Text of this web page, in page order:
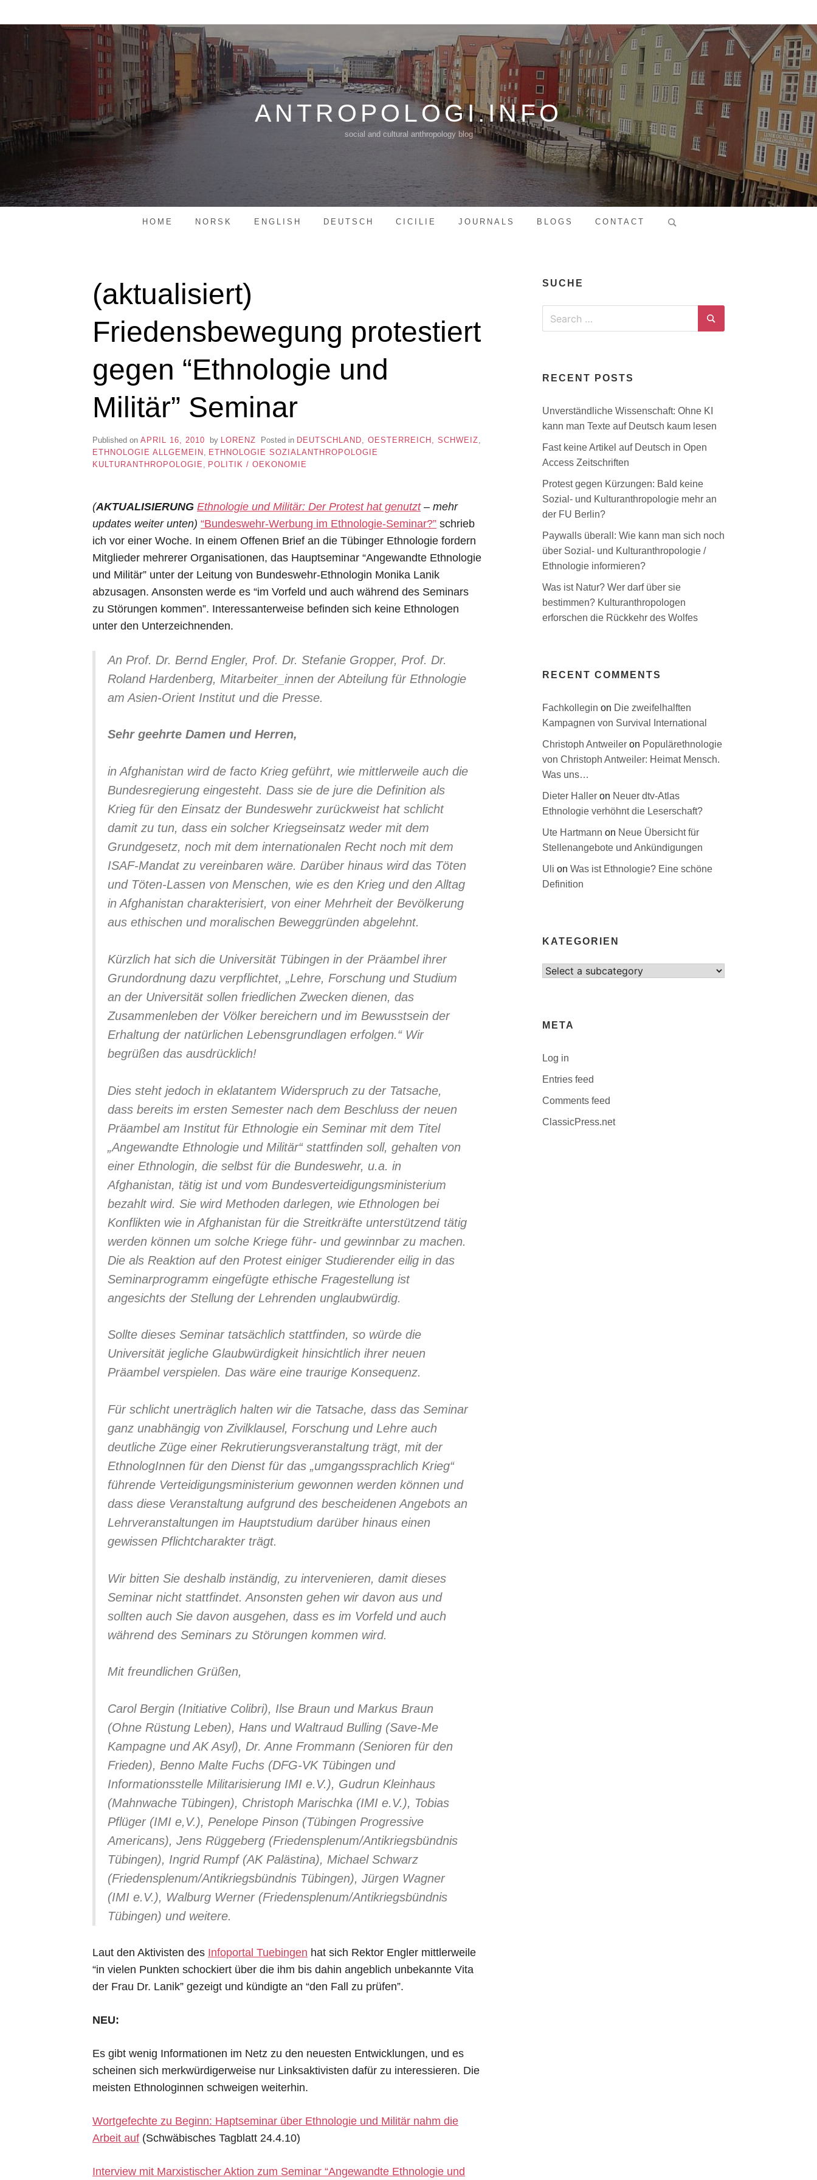
Skip
content
ANTROPOLOGI.INFO
social and cultural anthropology blog
HOME NORSK ENGLISH DEUTSCH CICILIE JOURNALS BLOGS CONTACT
(aktualisiert)
Friedensbewegung protestiert
gegen “Ethnologie und
Militär” Seminar
Published on APRIL 16, 2010 by LORENZ Posted in DEUTSCHLAND, OESTERREICH, SCHWEIZ
ETHNOLOGIE ALLGEMEIN
ETHNOLOGIE SOZIALANTHROPOLOGIE
KULTURANTHROPOLOGIE
POLITIK / OEKONOMIE
(AKTUALISIERUNG Ethnologie und Militär: Der Protest hat genutzt– mehr
updates weiter unten) “Bundeswehr-Werbung im Ethnologie-Seminar?” schrieb
ich vor einer Woche. In einem Offenen Brief an die Tübinger Ethnologie fordern
Mitglieder mehrerer Organisationen, das Hauptseminar “Angewandte Ethnologie
und Militär” unter der Leitung von Bundeswehr-Ethnologin Monika Lanik
abzusagen. Ansonsten werde es “im Vorfeld und auch während des Seminars
zu Störungen kommen”. Interessanterweise befinden sich keine Ethnologen
unter den Unterzeichnenden.
An Prof. Dr. Bernd Engler, Prof. Dr. Stefanie Gropper, Prof. Dr.
Roland Hardenberg, Mitarbeiter_innen der Abteilung für Ethnologie
am Asien-Orient Institut und die Presse.
Sehr geehrte Damen und Herren,
in Afghanistan wird de facto Krieg geführt, wie mittlerweile auch die
Bundesregierung eingesteht. Dass sie de jure die Definition als
Krieg für den Einsatz der Bundeswehr zurückweist hat schlicht
damit zu tun, dass ein solcher Kriegseinsatz weder mit dem
Grundgesetz, noch mit dem internationalen Recht noch mit dem
ISAF-Mandat zu vereinbaren wäre. Darüber hinaus wird das Töten
und Töten-Lassen von Menschen, wie es den Krieg und den Alltag
in Afghanistan charakterisiert, von einer Mehrheit der Bevölkerung
aus ethischen und moralischen Beweggründen abgelehnt.
Kürzlich hat sich die Universität Tübingen in der Präambel ihrer
Grundordnung dazu verpflichtet, „Lehre, Forschung und Studium
an der Universität sollen friedlichen Zwecken dienen, das
Zusammenleben der Völker bereichern und im Bewusstsein der
Erhaltung der natürlichen Lebensgrundlagen erfolgen.“ Wir
begrüßen das ausdrücklich!
Dies steht jedoch in eklatantem Widerspruch zu der Tatsache,
dass bereits im ersten Semester nach dem Beschluss der neuen
Präambel am Institut für Ethnologie ein Seminar mit dem Titel
„Angewandte Ethnologie und Militär“ stattfinden soll, gehalten von
einer Ethnologin, die selbst für die Bundeswehr, u.a. in
Afghanistan, tätig ist und vom Bundesverteidigungsministerium
bezahlt wird. Sie wird Methoden darlegen, wie Ethnologen bei
Konflikten wie in Afghanistan für die Streitkräfte unterstützend tätig
werden können um solche Kriege führ- und gewinnbar zu machen.
Die als Reaktion auf den Protest einiger Studierender eilig in das
Seminarprogramm eingefügte ethische Fragestellung ist
angesichts der Stellung der Lehrenden unglaubwürdig.
Sollte dieses Seminar tatsächlich stattfinden, so würde die
Universität jegliche Glaubwürdigkeit hinsichtlich ihrer neuen
Präambel verspielen. Das wäre eine traurige Konsequenz.
Für schlicht unerträglich halten wir die Tatsache, dass das Seminar
ganz unabhängig von Zivilklausel, Forschung und Lehre auch
deutliche Züge einer Rekrutierungsveranstaltung trägt, mit der
EthnologInnen für den Dienst für das „umgangssprachlich Krieg“
führende Verteidigungsministerium gewonnen werden können und
dass diese Veranstaltung aufgrund des bescheidenen Angebots an
Lehrveranstaltungen im Hauptstudium darüber hinaus einen
gewissen Pflichtcharakter trägt.
Wir bitten Sie deshalb inständig, zu intervenieren, damit dieses
Seminar nicht stattfindet. Ansonsten gehen wir davon aus und
sollten auch Sie davon ausgehen, dass es im Vorfeld und auch
während des Seminars zu Störungen kommen wird.
Mit freundlichen Grüßen,
Carol Bergin (Initiative Colibri), Ilse Braun und Markus Braun
(Ohne Rüstung Leben), Hans und Waltraud Bulling (Save-Me
Kampagne und AK Asyl), Dr. Anne Frommann (Senioren für den
Frieden), Benno Malte Fuchs (DFG-VK Tübingen und
Informationsstelle Militarisierung IMI e.V.), Gudrun Kleinhaus
(Mahnwache Tübingen), Christoph Marischka (IMI e.V.), Tobias
Pflüger (IMI e,V.), Penelope Pinson (Tübingen Progressive
Americans), Jens Rüggeberg (Friedensplenum/Antikriegsbündnis
Tübingen), Ingrid Rumpf (AK Palästina), Michael Schwarz
(Friedensplenum/Antikriegsbündnis Tübingen), Jürgen Wagner
(IMI e.V.), Walburg Werner (Friedensplenum/Antikriegsbündnis
Tübingen) und weitere.
Laut den Aktivisten des Infoportal Tuebingen hat sich Rektor Engler mittlerweile
“in vielen Punkten schockiert über die ihm bis dahin angeblich unbekannte Vita
der Frau Dr. Lanik” gezeigt und kündigte an “den Fall zu prüfen”.
NEU:
Es gibt wenig Informationen im Netz zu den neuesten Entwicklungen, und es
scheinen sich merkwürdigerweise nur Linksaktivisten dafür zu interessieren. Die
meisten Ethnologinnen schweigen weiterhin.
Wortgefechte zu Beginn: Haptseminar über Ethnologie und Militär nahm die
Arbeit auf (Schwäbisches Tagblatt 24.4.10)
Interview mit Marxistischer Aktion zum Seminar “Angewandte Ethnologie und
SUCHE
Search
RECENT POSTS
Unverständliche Wissenschaft: Ohne KI
kann man Texte auf Deutsch kaum lesen
Fast keine Artikel auf Deutsch in Open
Access Zeitschriften
Protest gegen Kürzungen: Bald keine
Sozial- und Kulturanthropologie mehr an
der FU Berlin?
Paywalls überall: Wie kann man sich noch
über Sozial- und Kulturanthropologie /
Ethnologie informieren?
Was ist Natur? Wer darf über sie
bestimmen? Kulturanthropologen
erforschen die Rückkehr des Wolfes
RECENT COMMENTS
Fachkollegin on Die zweifelhalften
Kampagnen von Survival International
Christoph Antweiler on Populärethnologie
von Christoph Antweiler: Heimat Mensch.
Was uns…
Dieter Haller on Neuer dtv-Atlas
Ethnologie verhöhnt die Leserschaft?
Ute Hartmann on Neue Übersicht für
Stellenangebote und Ankündigungen
Uli on Was ist Ethnologie? Eine schöne
Definition
KATEGORIEN
Select
META
Log in
Entries feed
Comments feed
ClassicPress.net